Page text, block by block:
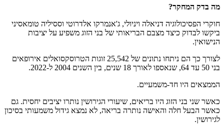
מה בדק המחקר?
חוקרי הפסיכולוגיה דניאלה ויניולי, ג'אנמרקו אלדרוטי וססיליה טומאסיני
ביקשו לבדוק כיצד מצבם הבריאותי של בני הזוג משפיע על יציבות
הנישואין.
לצורך כך הם ניתחו נתונים של 25,542 זוגות הטרוסקסואלים אירופאים
בני 50 עד 64, שנאספו לאורך 18 שנים, בין השנים 2004 ל-2022.
הממצאים היו חד-משמעיים.
כאשר שני בני הזוג היו בריאים, שיעורי הגירושין נותרו יציבים יחסית. גם
כאשר הבעל חלה והאישה נותרה בריאה, לא נמצא גידול משמעותי בסיכון
לגירושין.